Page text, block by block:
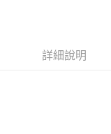
每筆NT$70，滿
詳細說明